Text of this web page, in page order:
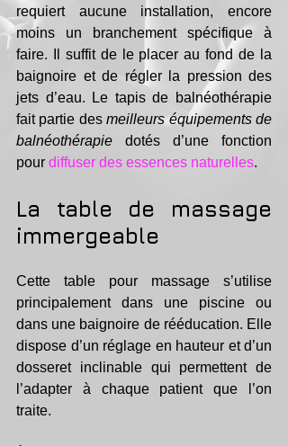
requiert aucune installation, encore
moins un branchement spécifique à
faire. Il suffit de le placer au fond de la
baignoire et de régler la pression des
jets d’eau. Le tapis de balnéothérapie
fait partie des meilleurs équipements de
balnéothérapie dotés d’une fonction
pour diffuser des essences naturelles.
La table de massage
immergeable
Cette table pour massage s’utilise
principalement dans une piscine ou
dans une baignoire de rééducation. Elle
dispose d’un réglage en hauteur et d’un
dosseret inclinable qui permettent de
l’adapter à chaque patient que l’on
traite.